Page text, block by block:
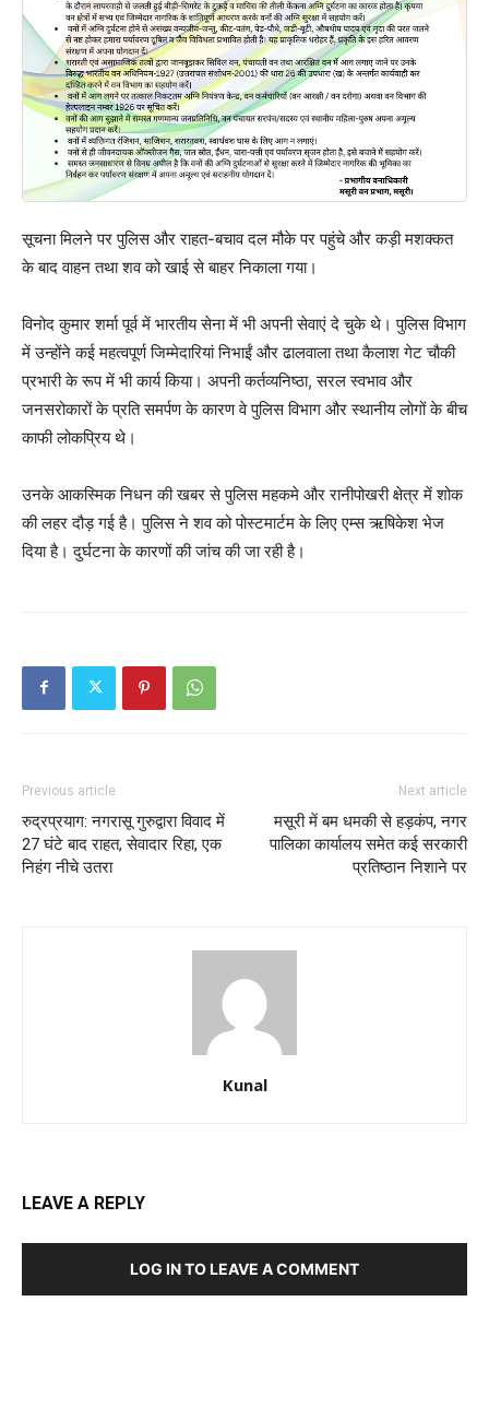
सूचना मिलने पर पुलिस और राहत-बचाव दल मौके पर पहुंचे और कड़ी मशक्कत
के बाद वाहन तथा शव को खाई से बाहर निकाला गया।
विनोद कुमार शर्मा पूर्व में भारतीय सेना में भी अपनी सेवाएं दे चुके थे। पुलिस विभाग
में उन्होंने कई महत्वपूर्ण जिम्मेदारियां निभाईं और ढालवाला तथा कैलाश गेट चौकी
प्रभारी के रूप में भी कार्य किया। अपनी कर्तव्यनिष्ठा, सरल स्वभाव और
जनसरोकारों के प्रति समर्पण के कारण वे पुलिस विभाग और स्थानीय लोगों के बीच
काफी लोकप्रिय थे।
उनके आकस्मिक निधन की खबर से पुलिस महकमे और रानीपोखरी क्षेत्र में शोक
की लहर दौड़ गई है। पुलिस ने शव को पोस्टमार्टम के लिए एम्स ऋषिकेश भेज
दिया है। दुर्घटना के कारणों की जांच की जा रही है।
Previous article
रुद्रप्रयाग: नगरासू गुरुद्वारा विवाद में
27 घंटे बाद राहत, सेवादार रिहा, एक
निहंग नीचे उतरा
Next article
मसूरी में बम धमकी से हड़कंप, नगर
पालिका कार्यालय समेत कई सरकारी
प्रतिष्ठान निशाने पर
Kunal
LEAVE A REPLY
LOG IN TO LEAVE A COMMENT